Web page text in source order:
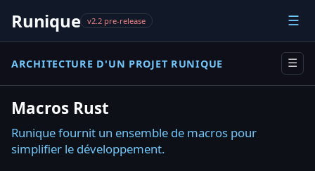
Runique v2.2 pre-release ☰
ARCHITECTURE D'UN PROJET RUNIQUE ☰
Macros Rust
Runique fournit un ensemble de macros pour
simplifier le développement.